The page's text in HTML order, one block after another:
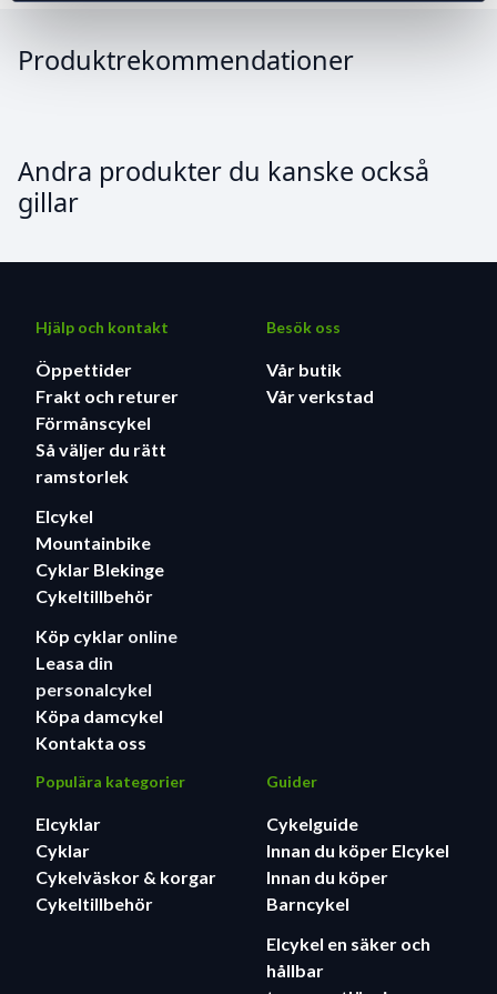
Produktrekommendationer
Andra produkter du kanske också
gillar
Hjälp och kontakt
Öppettider
Frakt och returer
Förmånscykel
Så väljer du rätt
ramstorlek
Elcykel
Mountainbike
Cyklar Blekinge
Cykeltillbehör
Köp cyklar online
Leasa din
personalcykel
Köpa damcykel
Kontakta oss
Besök oss
Vår butik
Vår verkstad
Populära kategorier
Elcyklar
Cyklar
Cykelväskor & korgar
Cykeltillbehör
Guider
Cykelguide
Innan du köper Elcykel
Innan du köper
Barncykel
Elcykel en säker och
hållbar